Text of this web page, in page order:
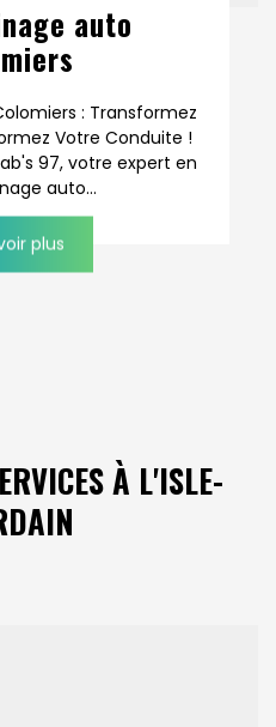
auto
: Transformez
Votre Conduite !
97, votre expert en
auto...
plus
À L'ISLE-